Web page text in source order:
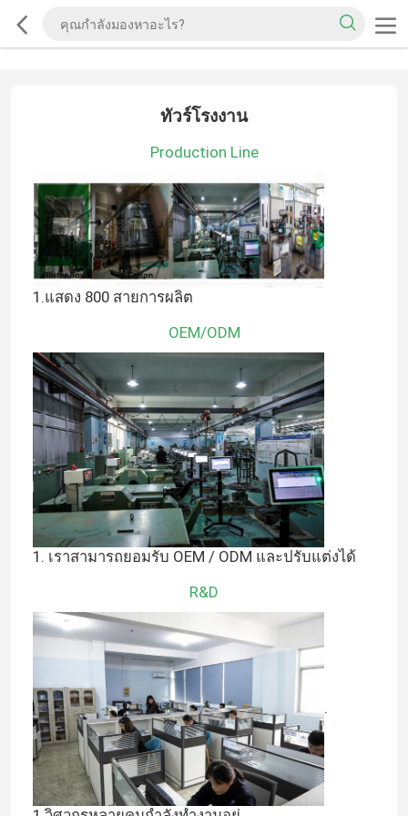
ทัวร์โรงงาน
Production Line
1.แสดง 800 สายการผลิต
OEM/ODM
1. เราสามารถยอมรับ OEM / ODM และปรับแต่งได้
R&D
.